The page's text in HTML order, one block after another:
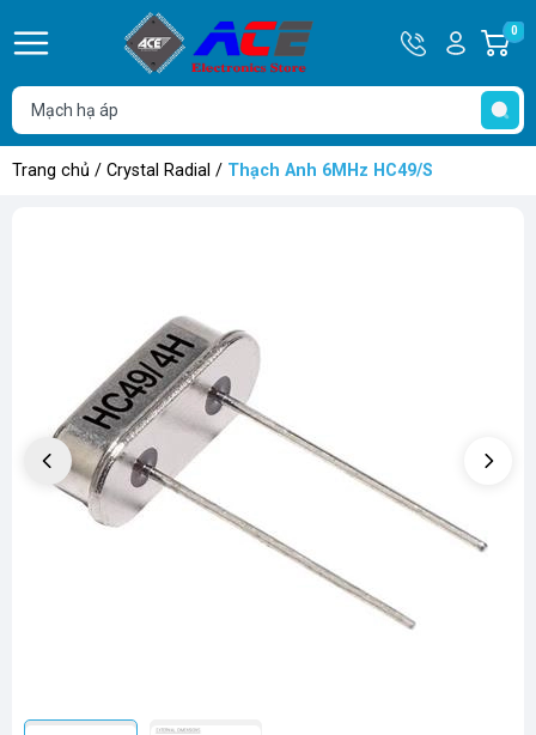
Hotline
0932
762514
Tài
khoản
Hello,
Khách
0
Trang chủ / Crystal Radial / Thạch Anh 6MHz HC49/S